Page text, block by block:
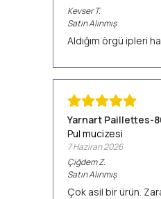
Kevser T.
Satın Alınmış
Aldığım örgü ipleri
Yarnart Paillettes-
Pul mucizesi
7 Haziran 2026
ÇiğdemZ.
Satın Alınmış
Çok asil bir ürün.